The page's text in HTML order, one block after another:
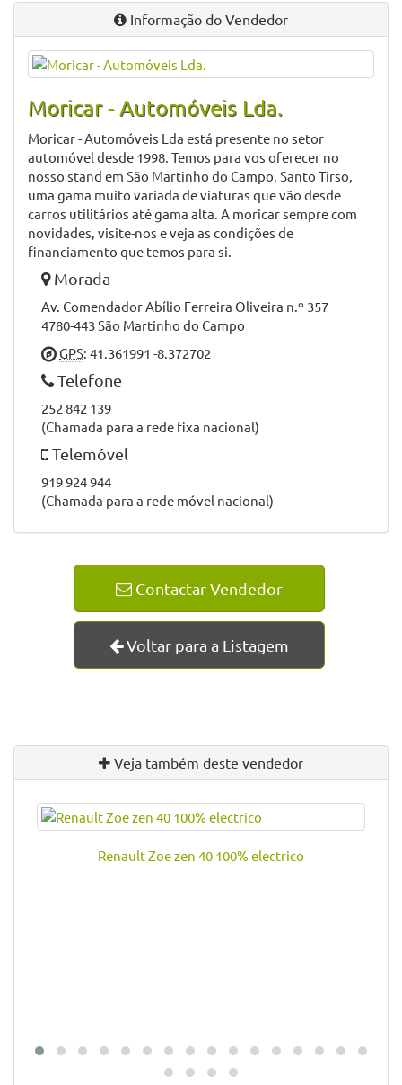
Informação do Vendedor
Moricar - Automóveis Lda.
Moricar - Automóveis Lda está presente no setor
automóvel desde 1998. Temos para vos oferecer no
nosso stand em São Martinho do Campo, Santo Tirso,
uma gama muito variada de viaturas que vão desde
carros utilitários até gama alta. A moricar sempre com
novidades, visite-nos e veja as condições de
financiamento que temos para si.
Morada
Av. Comendador Abílio Ferreira Oliveira n.º 357
4780-443 São Martinho do Campo
GPS: 41.361991 -8.372702
Telefone
252 842 139
(Chamada para a rede fixa nacional)
Telemóvel
919 924 944
(Chamada para a rede móvel nacional)
Contactar Vendedor
Voltar para a Listagem
Veja também deste vendedor
Renault Zoe zen 40 100% electrico